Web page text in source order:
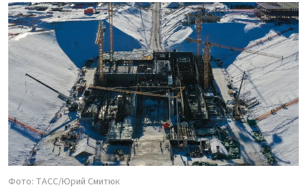
Фото: ТАСС/Юрий Смитюк